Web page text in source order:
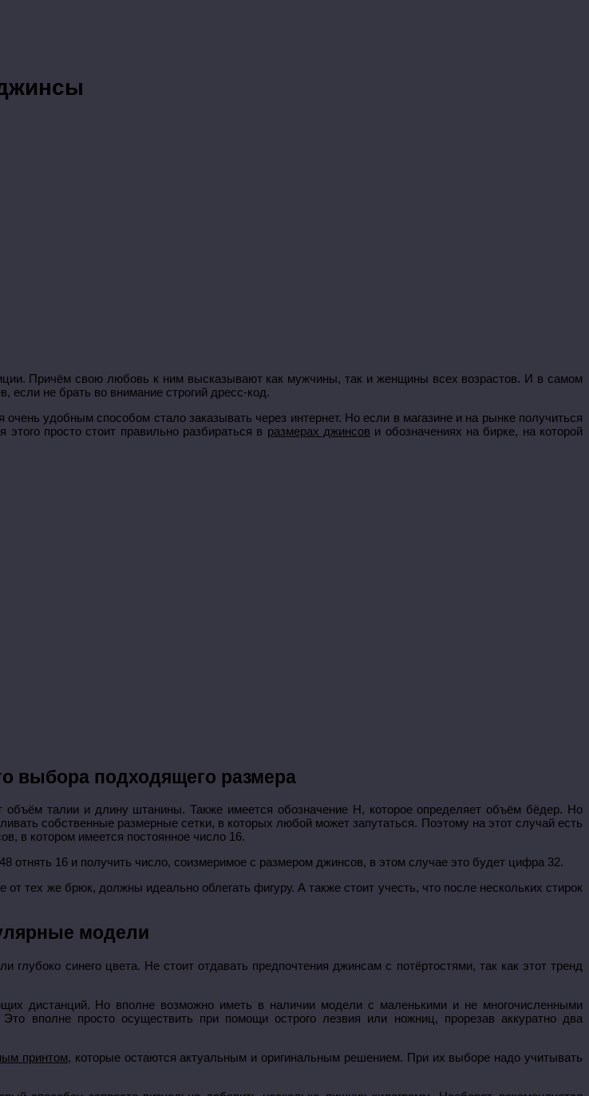
Причём свою любовь к ним высказывают как мужчины, так и женщины всех возрастов. И в самом
если не брать во внимание строгий дресс-код.
удобным способом стало заказывать через интернет. Но если в магазине и на рынке получиться
просто стоит правильно разбираться в размерах джинсов и обозначениях на бирке, на которой
выбора подходящего размера
талии и длину штанины. Также имеется обозначение Н, которое определяет объём бёдер. Но
собственные размерные сетки, в которых любой может запутаться. Поэтому на этот случай есть
в котором имеется постоянное число 16.
отнять 16 и получить число, соизмеримое с размером джинсов, в этом случае это будет цифра 32.
тех же брюк, должны идеально облегать фигуру. А также стоит учесть, что после нескольких стирок
модели
синего цвета. Не стоит отдавать предпочтения джинсам с потёртостями, так как этот тренд
дистанций. Но вполне возможно иметь в наличии модели с маленькими и не многочисленными
вполне просто осуществить при помощи острого лезвия или ножниц, прорезав аккуратно два
принтом, которые остаются актуальным и оригинальным решением. При их выборе надо учитывать